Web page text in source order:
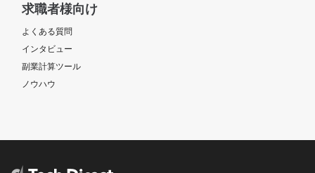
求職者様向け
よくある質問
インタビュー
副業計算ツール
ノウハウ